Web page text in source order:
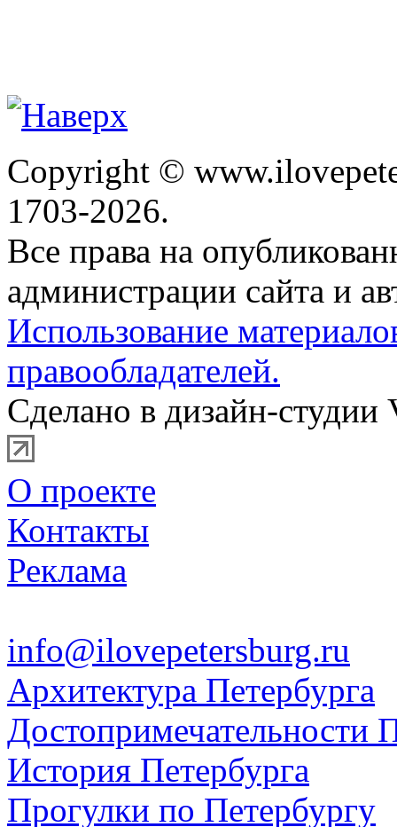
Copyright ©
1703-2026.
Все права на
администрации сайта и
Использование
правообладателей.
Сделано в дизайн-студии
О проекте
Контакты
Реклама
info@ilovepetersburg.ru
Архитектура Петербурга
Достопримечательности
История Петербурга
Прогулки по Петербургу